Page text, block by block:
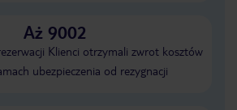
Aż 9002
Klienci otrzymali zwrot kosztów
ubezpieczenia od rezygnacji